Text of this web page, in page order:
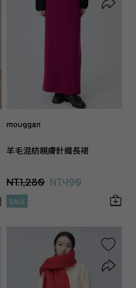
mouggan
羊毛混紡親膚針織長裙
NT.1,280 NT.490
SALE